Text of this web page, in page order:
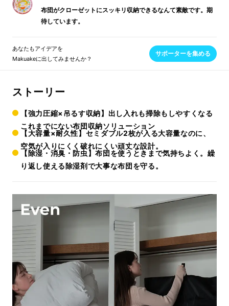
布団がクローゼットにスッキリ収納できるなんて素敵です。期
待しています。
あなたもアイデアを
Makuakeに出してみませんか？
サポーターを集める
ストーリー
【強力圧縮×吊るす収納】出し入れも掃除もしやすくなる
これまでにない布団収納ソリューション
【大容量×耐久性】セミダブル2枚が入る大容量なのに、
空気が入りにくく破れにくい頑丈な設計。
【除湿・消臭・防虫】布団を使うときまで気持ちよく。繰
り返し使える除湿剤で大事な布団を守る。